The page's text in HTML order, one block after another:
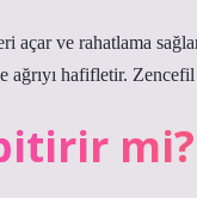
açar ve rahatlama
ağrıyı hafifletir.
mi?